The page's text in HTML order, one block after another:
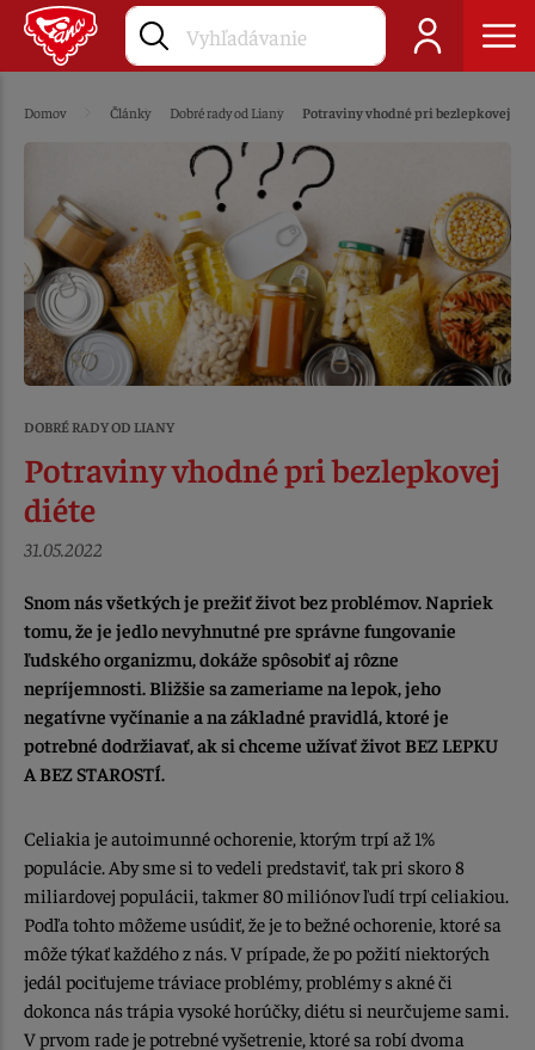
Domov Články Dobré rady od Liany Potraviny vhodné pri bezlepkovej
DOBRÉ RADY OD LIANY
Potraviny vhodné pri bezlepkovej
diéte
31.05.2022
Snom nás všetkých je prežiť život bez problémov. Napriek
tomu, že je jedlo nevyhnutné pre správne fungovanie
ľudského organizmu, dokáže spôsobiť aj rôzne
nepríjemnosti. Bližšie sa zameriame na lepok, jeho
negatívne vyčínanie a na základné pravidlá, ktoré je
potrebné dodržiavať, ak si chceme užívať život BEZ LEPKU
A BEZ STAROSTÍ.
Celiakia je autoimunné ochorenie, ktorým trpí až 1%
populácie. Aby sme si to vedeli predstaviť, tak pri skoro 8
miliardovej populácii, takmer 80 miliónov ľudí trpí celiakiou.
Podľa tohto môžeme usúdiť, že je to bežné ochorenie, ktoré sa
môže týkať každého z nás. V prípade, že po požití niektorých
jedál pociťujeme tráviace problémy, problémy s akné či
dokonca nás trápia vysoké horúčky, diétu si neurčujeme sami.
V prvom rade je potrebné vyšetrenie, ktoré sa robí dvoma